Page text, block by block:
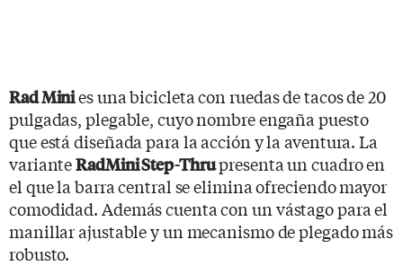
Rad Minies una bicicleta con ruedas de tacos de 20
pulgadas, plegable, cuyo nombre engaña puesto
que está diseñada para la acción y la aventura. La
varianteRadMini Step-Thrupresenta un cuadro en
el que la barra central se elimina ofreciendo mayor
comodidad. Además cuenta con un vástago para el
manillar ajustable y un mecanismo de plegado más
robusto.